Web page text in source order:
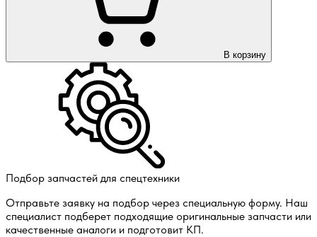
В корзину
Подбор запчастей для спецтехники
Отправьте заявку на подбор через специальную форму. Наш
специалист подберет подходящие оригинальные запчасти или
качественные аналоги и подготовит КП.